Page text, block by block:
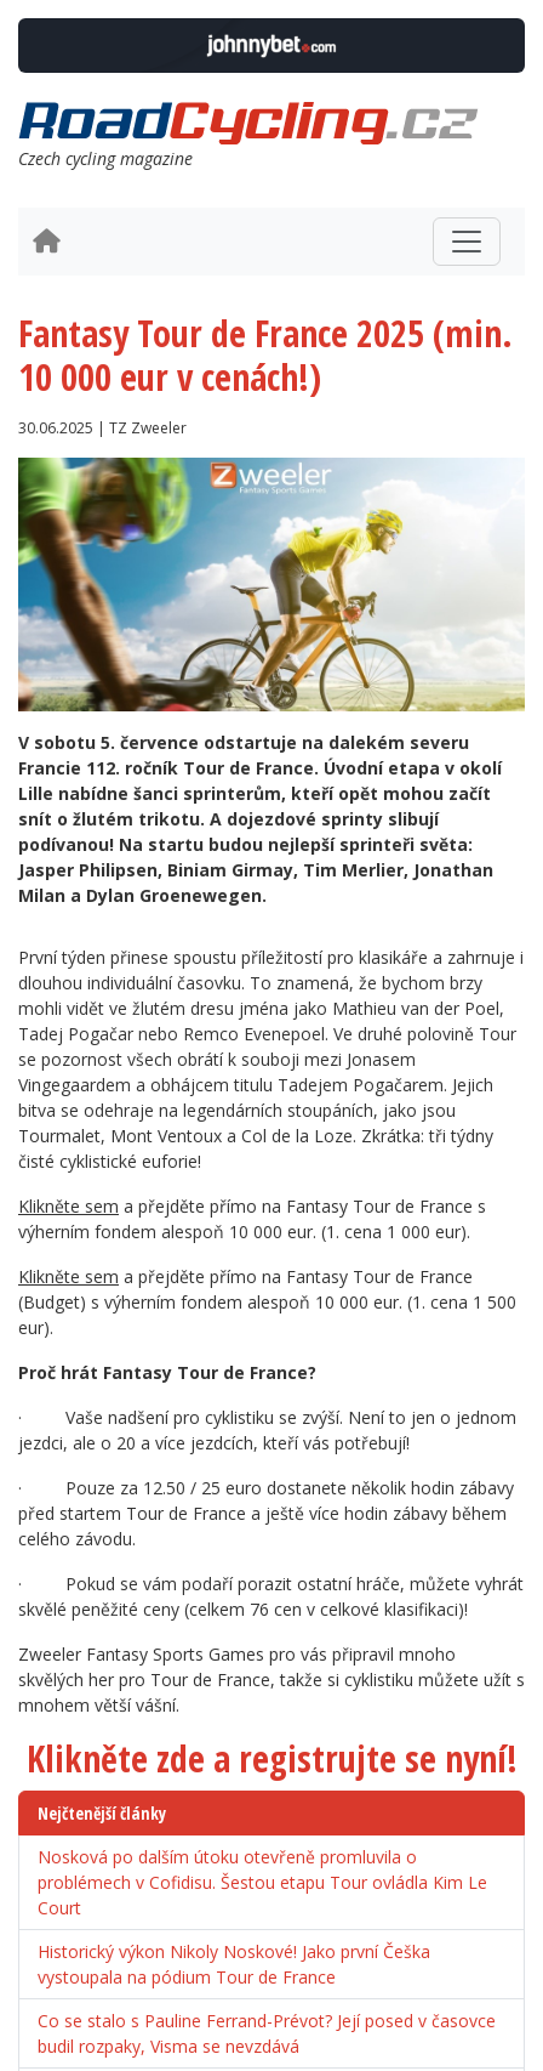
Czech cycling magazine
Fantasy Tour de France 2025 (min.
10 000 eur v cenách!)
30.06.2025 | TZ Zweeler
V sobotu 5. července odstartuje na dalekém severu
Francie 112. ročník Tour de France. Úvodní etapa v okolí
Lille nabídne šanci sprinterům, kteří opět mohou začít
snít o žlutém trikotu. A dojezdové sprinty slibují
podívanou! Na startu budou nejlepší sprinteři světa:
Jasper Philipsen, Biniam Girmay, Tim Merlier, Jonathan
Milan a Dylan Groenewegen.
První týden přinese spoustu příležitostí pro klasikáře a zahrnuje i
dlouhou individuální časovku. To znamená, že bychom brzy
mohli vidět ve žlutém dresu jména jako Mathieu van der Poel,
Tadej Pogačar nebo Remco Evenepoel. Ve druhé polovině Tour
se pozornost všech obrátí k souboji mezi Jonasem
Vingegaardem a obhájcem titulu Tadejem Pogačarem. Jejich
bitva se odehraje na legendárních stoupáních, jako jsou
Tourmalet, Mont Ventoux a Col de la Loze. Zkrátka: tři týdny
čisté cyklistické euforie!
Klikněte sem a přejděte přímo na Fantasy Tour de France s
výherním fondem alespoň 10 000 eur. (1. cena 1 000 eur).
Klikněte sem a přejděte přímo na Fantasy Tour de France
(Budget) s výherním fondem alespoň 10 000 eur. (1. cena 1 500
eur).
Proč hrát Fantasy Tour de France?
· Vaše nadšení pro cyklistiku se zvýší. Není to jen o jednom
jezdci, ale o 20 a více jezdcích, kteří vás potřebují!
· Pouze za 12.50 / 25 euro dostanete několik hodin zábavy
před startem Tour de France a ještě více hodin zábavy během
celého závodu.
· Pokud se vám podaří porazit ostatní hráče, můžete vyhrát
skvělé peněžité ceny (celkem 76 cen v celkové klasifikaci)!
Zweeler Fantasy Sports Games pro vás připravil mnoho
skvělých her pro Tour de France, takže si cyklistiku můžete užít s
mnohem větší vášní.
Klikněte zde a registrujte se nyní!
Nejčtenější články
Nosková po dalším útoku otevřeně promluvila o
problémech v Cofidisu. Šestou etapu Tour ovládla Kim Le
Court
Historický výkon Nikoly Noskové! Jako první Češka
vystoupala na pódium Tour de France
Co se stalo s Pauline Ferrand-Prévot? Její posed v časovce
budil rozpaky, Visma se nevzdává